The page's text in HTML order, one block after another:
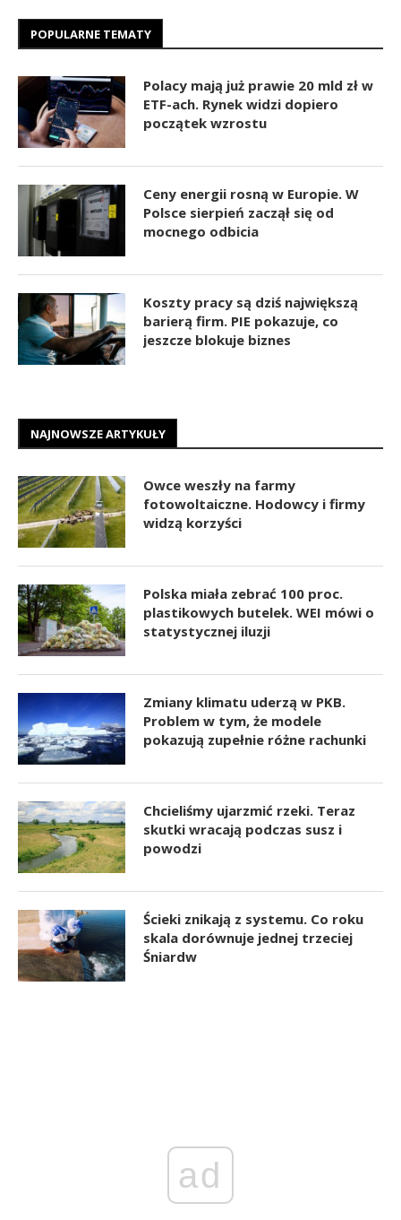
POPULARNE TEMATY
Polacy mają już prawie 20 mld zł w
ETF-ach. Rynek widzi dopiero
początek wzrostu
Ceny energii rosną w Europie. W
Polsce sierpień zaczął się od
mocnego odbicia
Koszty pracy są dziś największą
barierą firm. PIE pokazuje, co
jeszcze blokuje biznes
NAJNOWSZE ARTYKUŁY
Owce weszły na farmy
fotowoltaiczne. Hodowcy i firmy
widzą korzyści
Polska miała zebrać 100 proc.
plastikowych butelek. WEI mówi o
statystycznej iluzji
Zmiany klimatu uderzą w PKB.
Problem w tym, że modele
pokazują zupełnie różne rachunki
Chcieliśmy ujarzmić rzeki. Teraz
skutki wracają podczas susz i
powodzi
Ścieki znikają z systemu. Co roku
skala dorównuje jednej trzeciej
Śniardw
ad